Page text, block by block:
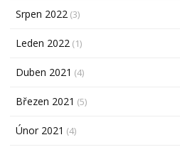
Srpen 2022 (3)
Leden 2022 (1)
Duben 2021 (4)
Březen 2021 (5)
Únor 2021 (4)